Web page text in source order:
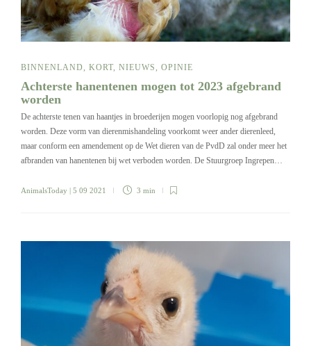
BINNENLAND, KORT, NIEUWS, OPINIE
Achterste hanentenen mogen tot 2023 afgebrand
worden
De achterste tenen van haantjes in broederijen mogen voorlopig nog afgebrand
worden. Deze vorm van dierenmishandeling voorkomt weer ander dierenleed,
maar conform een amendement op de Wet dieren van de PvdD zal onder meer het
afbranden van hanentenen bij wet verboden worden. De Stuurgroep Ingrepen…
AnimalsToday | 5 09 2021 3 min